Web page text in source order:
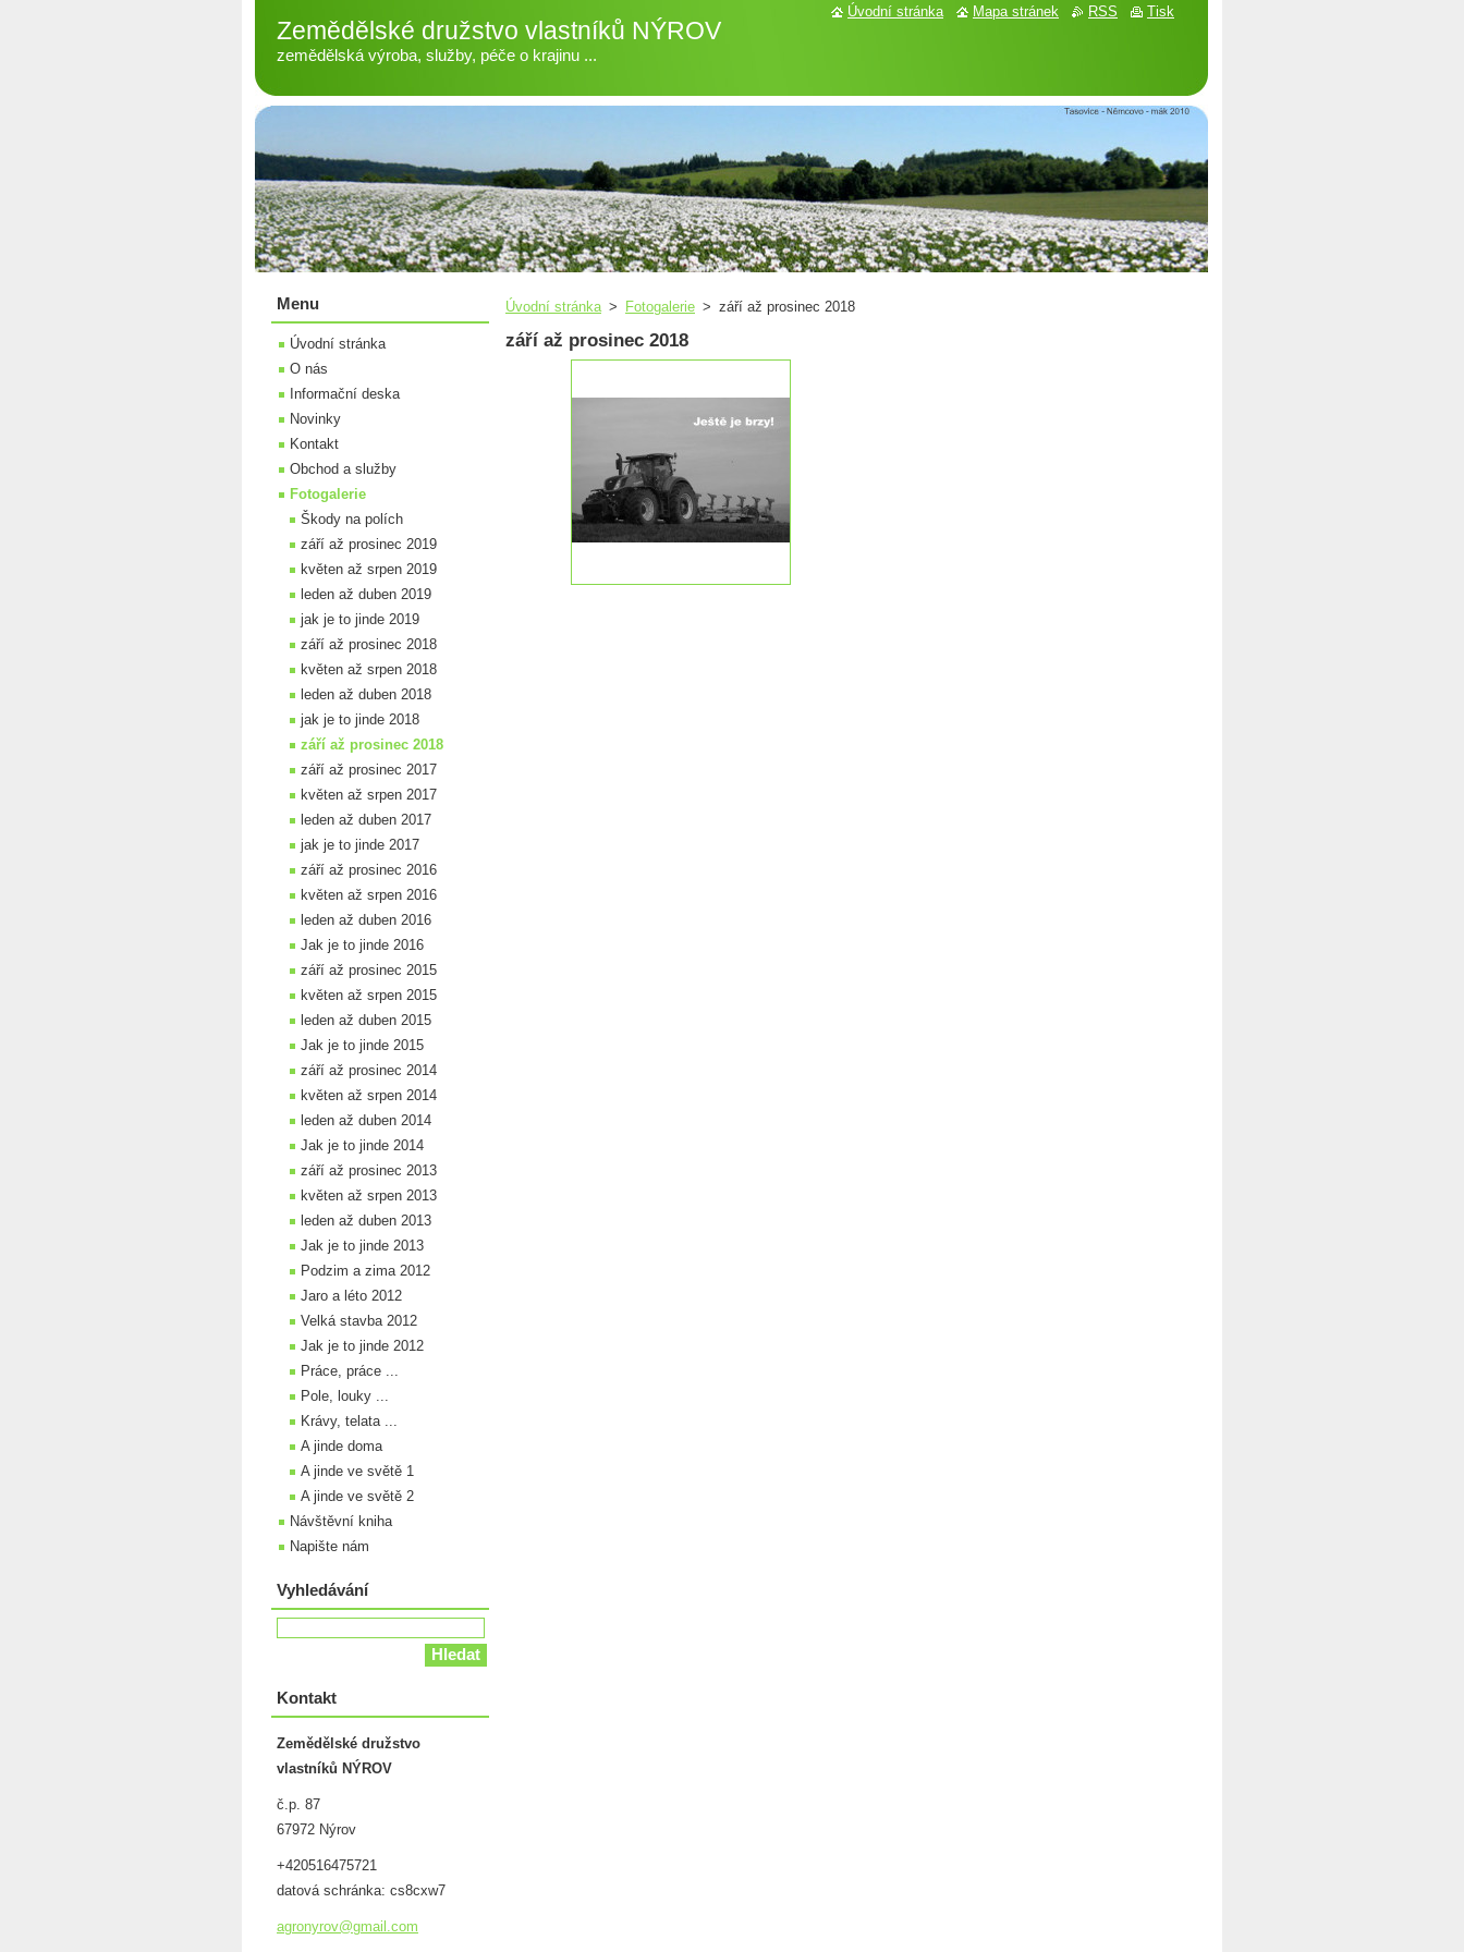
Zemědělské družstvo vlastníků NÝROV
zemědělská výroba, služby, péče o krajinu ...
Úvodní stránka > Fotogalerie > září až prosinec 2018
září až prosinec 2018
Menu
Úvodní stránka
O nás
Informační deska
Novinky
Kontakt
Obchod a služby
Fotogalerie
Škody na polích
září až prosinec 2019
květen až srpen 2019
leden až duben 2019
jak je to jinde 2019
září až prosinec 2018
květen až srpen 2018
leden až duben 2018
jak je to jinde 2018
září až prosinec 2018
září až prosinec 2017
květen až srpen 2017
leden až duben 2017
jak je to jinde 2017
září až prosinec 2016
květen až srpen 2016
leden až duben 2016
Jak je to jinde 2016
září až prosinec 2015
květen až srpen 2015
leden až duben 2015
Jak je to jinde 2015
září až prosinec 2014
květen až srpen 2014
leden až duben 2014
Jak je to jinde 2014
září až prosinec 2013
květen až srpen 2013
leden až duben 2013
Jak je to jinde 2013
Podzim a zima 2012
Jaro a léto 2012
Velká stavba 2012
Jak je to jinde 2012
Práce, práce ...
Pole, louky ...
Krávy, telata ...
A jinde doma
A jinde ve světě 1
A jinde ve světě 2
Návštěvní kniha
Napište nám
Vyhledávání
Kontakt
Zemědělské družstvo
vlastníků NÝROV
č.p. 87
67972 Nýrov
+420516475721
datová schránka: cs8cxw7
agronyrov@gmail.com
Úvodní stránka Mapa stránek RSS Tisk